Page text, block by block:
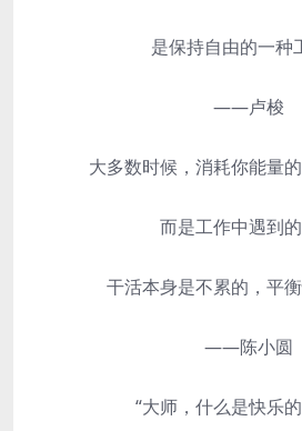
是保持自由的一种
——卢梭
大多数时候，消耗你能量
而是工作中遇到的
干活本身是不累的，平衡
——陈小圆
“大师，什么是快乐